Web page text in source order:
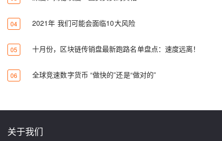
04 2021年 我们可能会面临10大风险
05 十月份，区块链传销盘最新跑路名单盘点：速度远离！
06 全球竞速数字货币 “做快的”还是“做对的”
关于我们